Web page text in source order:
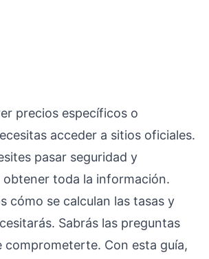
precios específicos o
acceder a sitios oficiales.
pasar seguridad y
obtener toda la información.
cómo se calculan las tasas y
Sabrás las preguntas
comprometerte. Con esta guía,